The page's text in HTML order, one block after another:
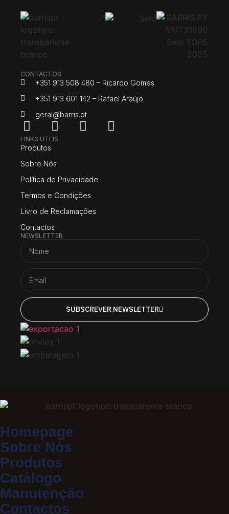
CONTACTOS
+351 913 508 480 – Ricardo Gomes
+351 913 601 142 – Rafael Araújo
geral@barris.pt
LINKS UTEIS
Produtos
Sobre Nós
Política de Privacidade
Termos e Condições
Livro de Reclamações
Contactos
NEWSLETTER
SUBSCREVER NEWSLETTER
Homepage
Sobre Nós
Produtos
Catálogo
Manutenção
Contactos